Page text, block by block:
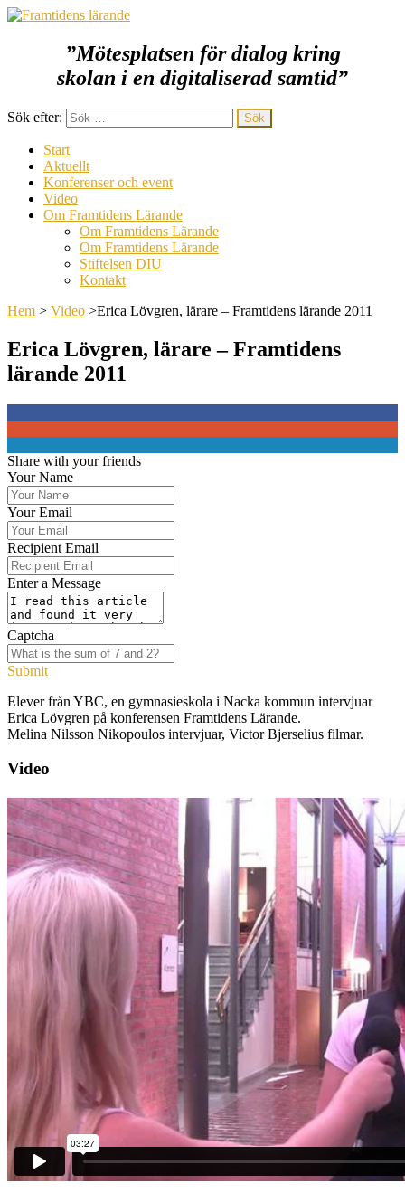
Framtidens lärande
”Mötesplatsen för dialog kring
skolan i en digitaliserad samtid”
Sök efter:
Start
Aktuellt
Konferenser och event
Video
Om Framtidens Lärande
Om Framtidens Lärande
Om Framtidens Lärande
Stiftelsen DIU
Kontakt
Hem > Video >Erica Lövgren, lärare – Framtidens lärande 2011
Erica Lövgren, lärare – Framtidens
lärande 2011
Share with your friends
Your Name
Your Email
Recipient Email
Enter a Message
Captcha
Submit
Elever från YBC, en gymnasieskola i Nacka kommun intervjuar
Erica Lövgren på konferensen Framtidens Lärande.
Melina Nilsson Nikopoulos intervjuar, Victor Bjerselius filmar.
Video